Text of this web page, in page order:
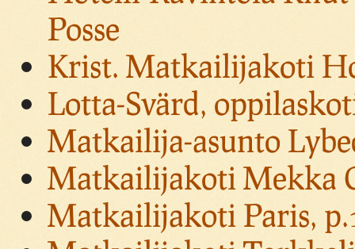
Posse
Krist. Matkailijakoti
Lotta-Svärd,
Matkailija-asunto
Matkailijakoti Mekka
Matkailijakoti Paris,